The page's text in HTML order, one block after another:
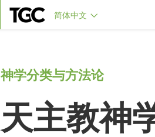
简体中文
神学分类与方法论
天主教神